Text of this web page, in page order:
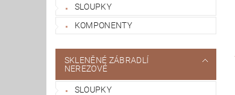
SLOUPKY
KOMPONENTY
SKLENĚNÉ ZÁBRADLÍ
NEREZOVÉ
SLOUPKY